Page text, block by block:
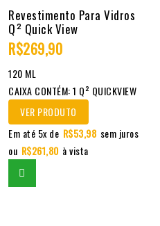
0
out
of
Revestimento Para Vidros
Q² Quick View
R$269,90
120 ML
CAIXA CONTÉM: 1 Q² QUICKVIEW
VER PRODUTO
Em até 5x de R$53,98 sem juros
ou R$261,80 à vista